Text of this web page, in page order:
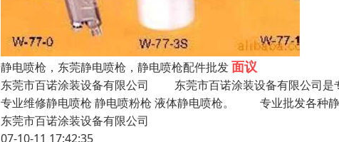
静电喷枪，东莞静电喷枪，静电喷枪配件批发面议
东莞市百诺涂装设备有限公司 东莞市百诺涂装设备有限公司是
专业维修静电喷枪 静电喷粉枪 液体静电喷枪。 专业批发各种静
东莞市百诺涂装设备有限公司
07-10-11 17:42:35